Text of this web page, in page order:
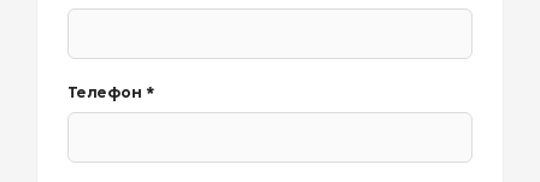
Телефон *